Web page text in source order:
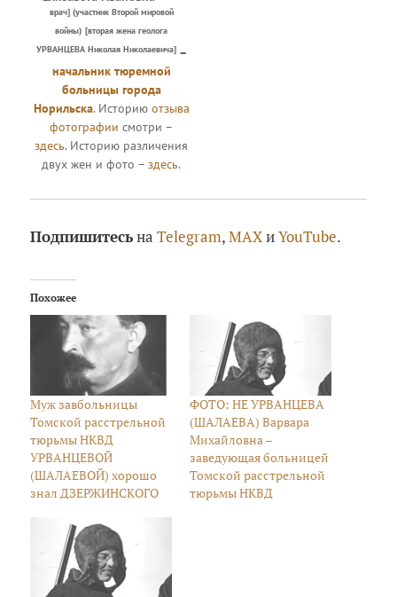
врач] (участник Второй мировой
войны) [вторая жена геолога
УРВАНЦЕВА Николая Николаевича]–
начальник тюремной
больницы города
Норильска. Историю отзыва
фотографии смотри –
здесь. Историю различения
двух жен и фото –здесь.
ПодпишитесьнаTelegram,MAXиYouTube.
Похожее
Муж завбольницы
Томской расстрельной
тюрьмы НКВД
УРВАНЦЕВОЙ
(ШАЛАЕВОЙ) хорошо
знал ДЗЕРЖИНСКОГО
ФОТО: НЕ УРВАНЦЕВА
(ШАЛАЕВА) Варвара
Михайловна –
заведующая больницей
Томской расстрельной
тюрьмы НКВД